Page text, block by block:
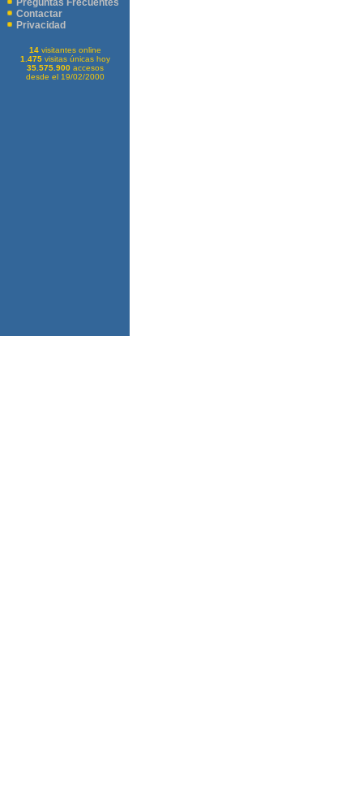
Preguntas Frecuentes
Contactar
Privacidad
14visitantes online
1.475visitas únicas hoy
35.575.900accesos
desde el 19/02/2000